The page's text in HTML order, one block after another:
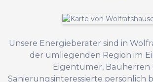
Unsere Energieberater sind in
der umliegenden Region im
Eigentümer, Bauherren
Sanierungsinteressierte persönlich